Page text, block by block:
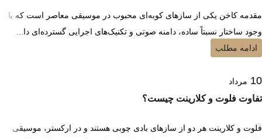
مقدمه کاخن یکی از سازهای کوبه‌ای محبوب در موسیقی معاصر است که با
وجود ساختار نسبتاً ساده، دامنه صوتی و تکنیک‌های اجرایی گسترده‌ای دا...
ادامه مطلب
10 مرداد
تفاوت فلوت و کلارینت چیست؟
فلوت و کلارینت هر دو از سازهای بادی چوبی هستند و در ارکستر، موسیقی